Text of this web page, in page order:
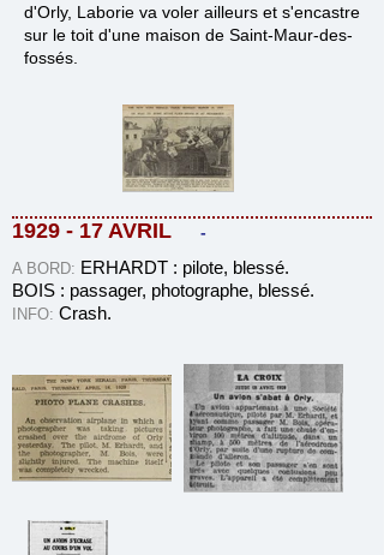
d'Orly, Laborie va voler ailleurs et s'encastre
sur le toit d'une maison de Saint-Maur-des-
fossés.
1929 - 17 AVRIL -
A BORD: ERHARDT : pilote, blessé.
BOIS : passager, photographe, blessé.
INFO: Crash.